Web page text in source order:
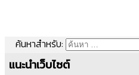
ค้นหาสำหรับ:
แนะนำเว็บไซต์